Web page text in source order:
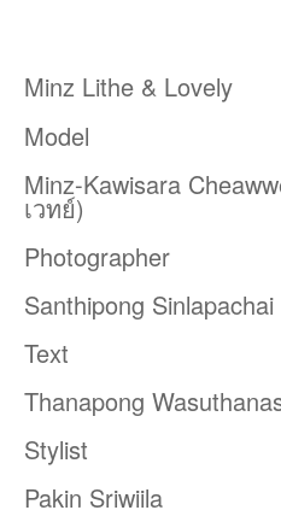
Minz Lithe & Lovely
Model
Minz-Kawisara
เวทย์)
Photographer
Santhipong Sinlapachai
Text
Thanapong
Stylist
Pakin Sriwiila